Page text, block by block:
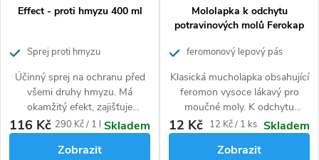
Effect - proti hmyzu 400 ml
Sprej proti hmyzu
Účinný sprej na ochranu před
všemi druhy hmyzu. Má
okamžitý efekt, zajišťuje
dlouhodobou ochranu a
osvěžení prostoru s příjemnou
vůní.
116 Kč Měrná
290 Kč / 1 l Skladem
Zobrazit
Mololapka k odchytu
potravinových molů Ferokap
feromonový lepový pás
Klasická mucholapka obsahující
feromon vysoce lákavý pro
moučné moly. K odchytu
potravinových molů přírodní
cestou bez použití chemie.
12 Kč Měrná
12 Kč / 1 ks Skladem
Zobrazit